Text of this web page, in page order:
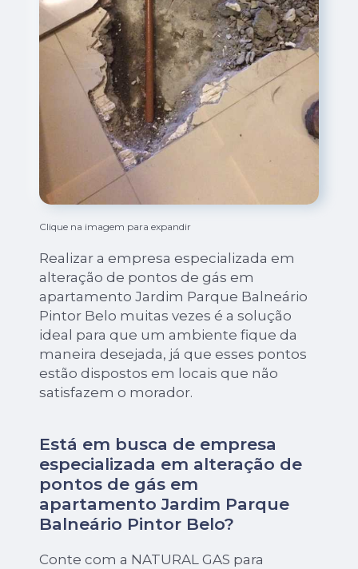
Clique na imagem para expandir
Realizar a empresa especializada em
alteração de pontos de gás em
apartamento Jardim Parque Balneário
Pintor Belo muitas vezes é a solução
ideal para que um ambiente fique da
maneira desejada, já que esses pontos
estão dispostos em locais que não
satisfazem o morador.
Está em busca de empresa
especializada em alteração de
pontos de gás em
apartamento Jardim Parque
Balneário Pintor Belo?
Conte com a NATURAL GAS para